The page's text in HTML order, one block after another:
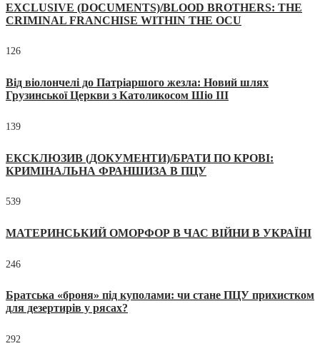
EXCLUSIVE (DOCUMENTS)/BLOOD BROTHERS: THE
CRIMINAL FRANCHISE WITHIN THE OCU
126
Від віолончелі до Патріаршого жезла: Новий шлях
Грузинської Церкви з Католикосом Шіо III
139
ЕКСКЛЮЗИВ (ДОКУМЕНТИ)/БРАТИ ПО КРОВІ:
КРИМІНАЛЬНА ФРАНШИЗА В ПЦУ
539
МАТЕРИНСЬКИЙ ОМОРФОР В ЧАС ВІЙНИ В УКРАЇНІ
246
Братська «броня» під куполами: чи стане ПЦУ прихистком
для дезертирів у рясах?
292